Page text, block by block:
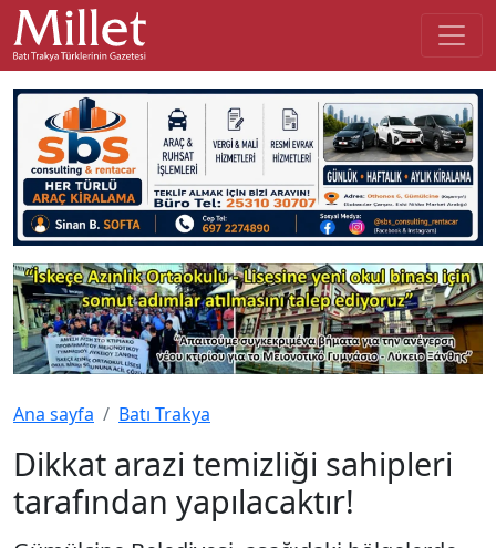
Ana sayfa Batı Trakya
Dikkat arazi temizliği sahipleri
tarafından yapılacaktır!